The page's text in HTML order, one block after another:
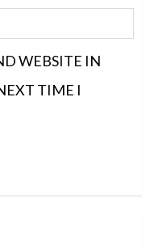
WEBSITE IN
TIME I